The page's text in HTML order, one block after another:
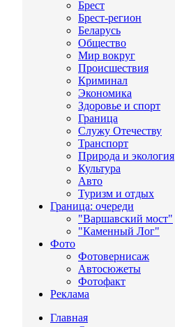
Брест
Брест-регион
Беларусь
Общество
Мир вокруг
Происшествия
Криминал
Экономика
Здоровье и спорт
Граница
Служу Отечеству
Транспорт
Природа и экология
Культура
Авто
Туризм и отдых
Граница: очереди
"Варшавский мост"
"Каменный Лог"
Фото
Фотовернисаж
Автосюжеты
Фотофакт
Реклама
Главная